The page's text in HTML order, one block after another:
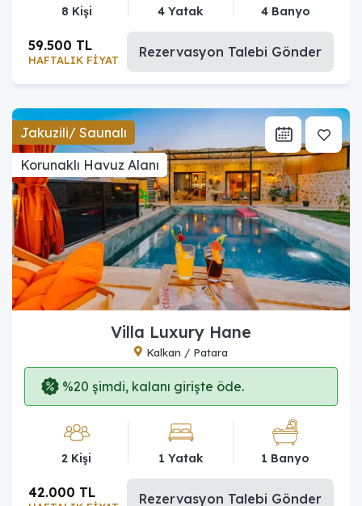
8 Kişi 4 Yatak 4 Banyo
HAFTALIK FİYAT
59.500 TL Rezervasyon Talebi Gönder
Jakuzili/ Saunalı
Korunaklı Havuz Alanı
Villa Luxury Hane
Kalkan / Patara
%20 şimdi, kalanı girişte öde.
2 Kişi 1 Yatak 1 Banyo
42.000 TL Rezervasyon Talebi Gönder